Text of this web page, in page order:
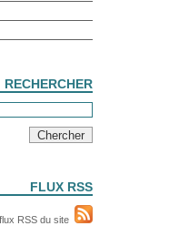
RECHERCHER
FLUX RSS
RSS du site